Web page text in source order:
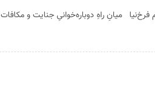
میانِ راهِ دوباره‌خوانیِ جنایت و مکافات